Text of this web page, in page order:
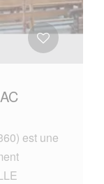
est une